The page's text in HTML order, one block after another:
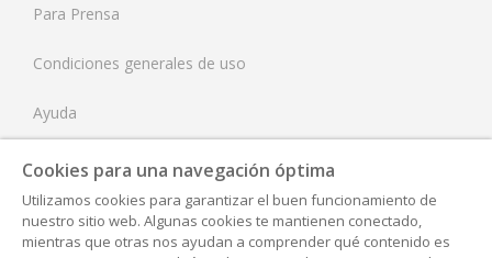
Para Prensa
Condiciones generales de uso
Ayuda
Tarifas
Aviso Legal
Cookies para una navegación óptima
Utilizamos cookies para garantizar el buen funcionamiento de
nuestro sitio web. Algunas cookies te mantienen conectado,
mientras que otras nos ayudan a comprender qué contenido es